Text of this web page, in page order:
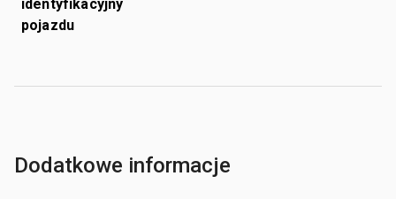
identyfikacyjny
pojazdu
Dodatkowe informacje